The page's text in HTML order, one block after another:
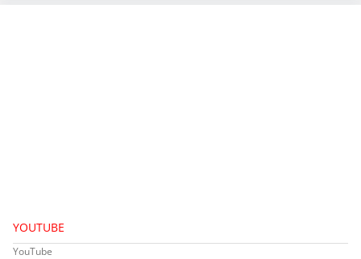
YOUTUBE
YouTube